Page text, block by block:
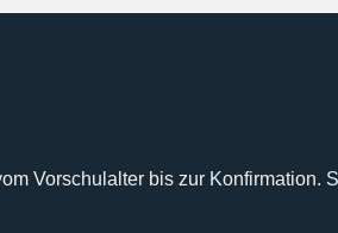
Vorschulalter bis zur Konfirmation.